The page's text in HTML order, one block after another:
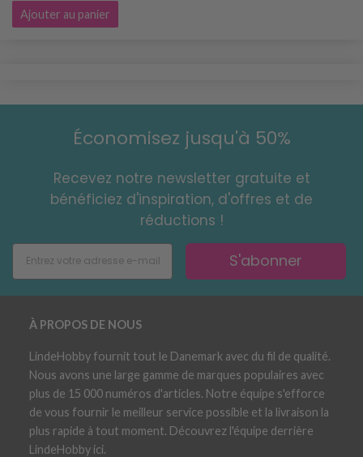
Ajouter au panier
Économisez jusqu'à 50%
Recevez notre newsletter gratuite et
bénéficiez d'inspiration, d'offres et de
réductions !
S'abonner
À PROPOS DE NOUS
LindeHobby fournit tout le Danemark avec du fil de qualité.
Nous avons une large gamme de marques populaires avec
plus de 15 000 numéros d'articles. Notre équipe s'efforce
de vous fournir le meilleur service possible et la livraison la
plus rapide à tout moment. Découvrez l'équipe derrière
LindeHobby ici.